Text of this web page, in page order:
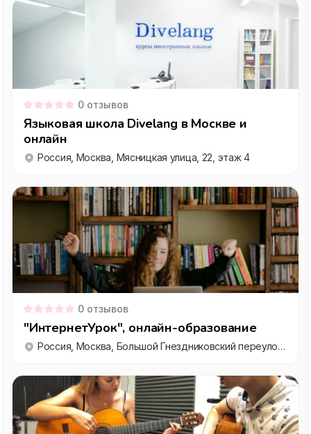
0 отзывов
Языковая школа Divelang в Москве и
онлайн
Россия, Москва, Мясницкая улица, 22, этаж 4
0 отзывов
"ИнтернетУрок", онлайн-образование
Россия, Москва, Большой Гнездниковский переулок, 1с2